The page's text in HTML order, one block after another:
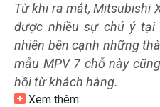
Từ khi ra mắt, Mitsubishi
được nhiều sự chú ý tại
nhiên bên cạnh những
mẫu MPV 7 chỗ này
hồi từ khách hàng.
Xem thêm: